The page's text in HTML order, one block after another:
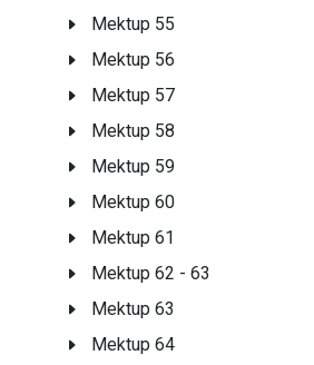
Mektup 55
Mektup 56
Mektup 57
Mektup 58
Mektup 59
Mektup 60
Mektup 61
Mektup 62 - 63
Mektup 63
Mektup 64